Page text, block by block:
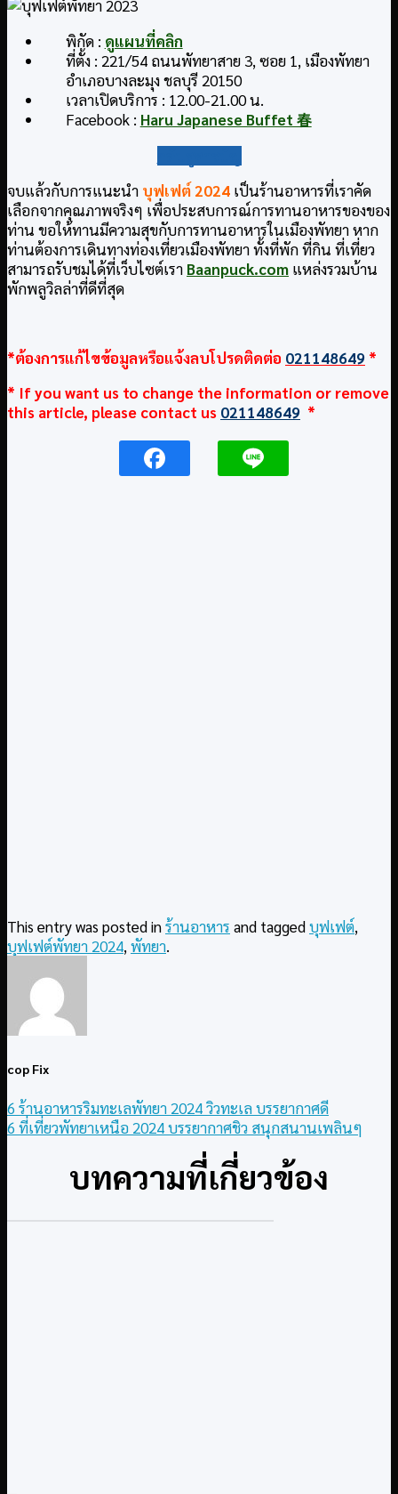
พิกัด : ดูแผนที่คลิก
ที่ตั้ง : 221/54 ถนนพัทยาสาย 3, ซอย 1, เมืองพัทยา
อำเภอบางละมุง ชลบุรี 20150
เวลาเปิดบริการ : 12.00-21.00 น.
Facebook : Haru Japanese Buffet 春
จบแล้วกับการแนะนำ บุฟเฟต์2024 เป็นร้านอาหารที่เราคัด
เลือกจากคุณภาพจริงๆ เพื่อประสบการณ์การทานอาหารของของ
ท่าน ขอให้ทานมีความสุขกับการทานอาหารในเมืองพัทยา หาก
ท่านต้องการเดินทางท่องเที่ยวเมืองพัทยา ทั้งที่พัก ที่กิน ที่เที่ยว
สามารถรับชมได้ที่เว็บไซต์เรา Baanpuck.com แหล่งรวมบ้าน
พักพลูวิลล่าที่ดีที่สุด
*ต้องการแก้ไขข้อมูลหรือแจ้งลบโปรดติดต่อ 021148649 *
* If you want us to change the information or remove
this article, please contact us 021148649 *
This entry was posted inร้านอาหาร and taggedบุฟเฟต์,
บุฟเฟต์พัทยา 2024, พัทยา.
cop Fix
6 ร้านอาหารริมทะเลพัทยา 2024 วิวทะเล บรรยากาศดี
6 ที่เที่ยวพัทยาเหนือ 2024 บรรยากาศชิว สนุกสนานเพลินๆ
บทความที่เกี่ยวข้อง